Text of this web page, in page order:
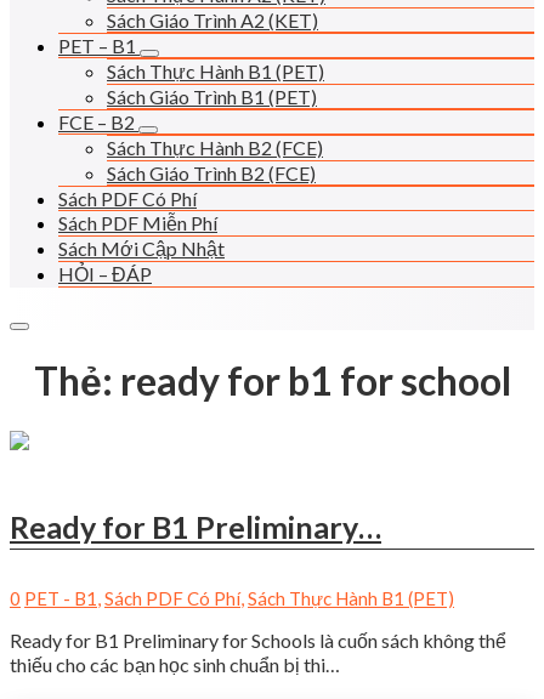
Sách Giáo Trình A2 (KET)
PET – B1
Sách Thực Hành B1 (PET)
Sách Giáo Trình B1 (PET)
FCE – B2
Sách Thực Hành B2 (FCE)
Sách Giáo Trình B2 (FCE)
Sách PDF Có Phí
Sách PDF Miễn Phí
Sách Mới Cập Nhật
HỎI – ĐÁP
Thẻ: ready for b1 for school
Ready for B1 Preliminary…
0 PET - B1,Sách PDF Có Phí,Sách Thực Hành B1 (PET)
Ready for B1 Preliminary for Schools là cuốn sách không thể
thiếu cho các bạn học sinh chuẩn bị thi…